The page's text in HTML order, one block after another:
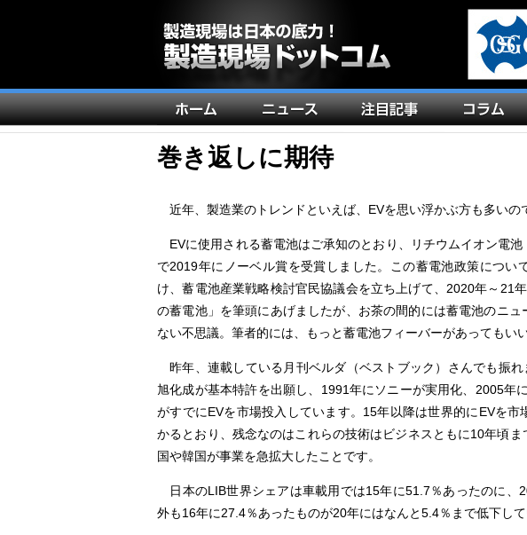
メ
イ
ン
ビ
ー
シ
ョ
ン
巻き返しに期待
近年、製造業のトレンドといえば、EVを思い浮かぶ方も多いの
EVに使用される蓄電池はご承知のとおり、リチウムイオン電
で2019年にノーベル賞を受賞しました。この蓄電池政策につい
け、蓄電池産業戦略検討官民協議会を立ち上げて、2020年～21
の蓄電池」を筆頭にあげましたが、お茶の間的には蓄電池のニ
ない不思議。筆者的には、もっと蓄電池フィーバーがあってもい
昨年、連載している月刊ベルダ（ベストブック）さんでも振
旭化成が基本特許を出願し、1991年にソニーが実用化、2005年
がすでにEVを市場投入しています。15年以降は世界的にEVを
かるとおり、残念なのはこれらの技術はビジネスともに10年頃
国や韓国が事業を急拡大したことです。
日本のLIB世界シェアは車載用では15年に51.7％あったのに、
外も16年に27.4％あったものが20年にはなんと5.4％まで低下し